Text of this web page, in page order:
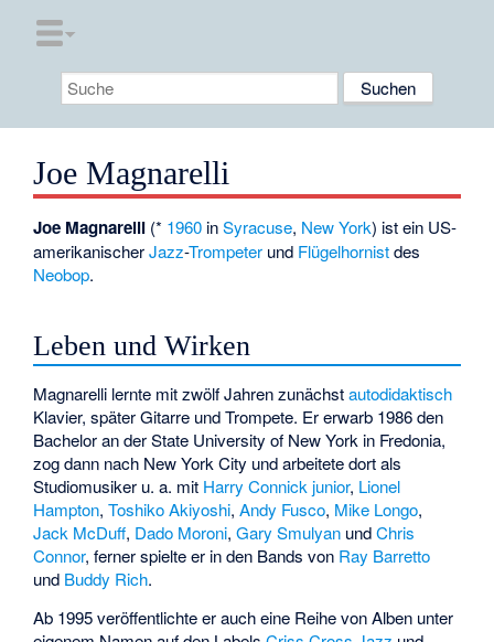
Joe Magnarelli
Joe Magnarelli (* 1960 inSyracuse, New York) ist ein US-
amerikanischerJazz-Trompeter und Flügelhornistdes
Neobop.
Leben und Wirken
Magnarelli lernte mit zwölf Jahren zunächstautodidaktisch
Klavier, später Gitarre und Trompete. Er erwarb 1986 den
Bachelor an der State University of New York in Fredonia,
zog dann nach New York City und arbeitete dort als
Studiomusiker u. a. mit Harry Connick junior, Lionel
Hampton,Toshiko Akiyoshi,Andy Fusco, Mike Longo,
Jack McDuff, Dado Moroni,Gary Smulyan undChris
Connor, ferner spielte er in den Bands von Ray Barretto
und Buddy Rich.
Ab 1995 veröffentlichte er auch eine Reihe von Alben unter